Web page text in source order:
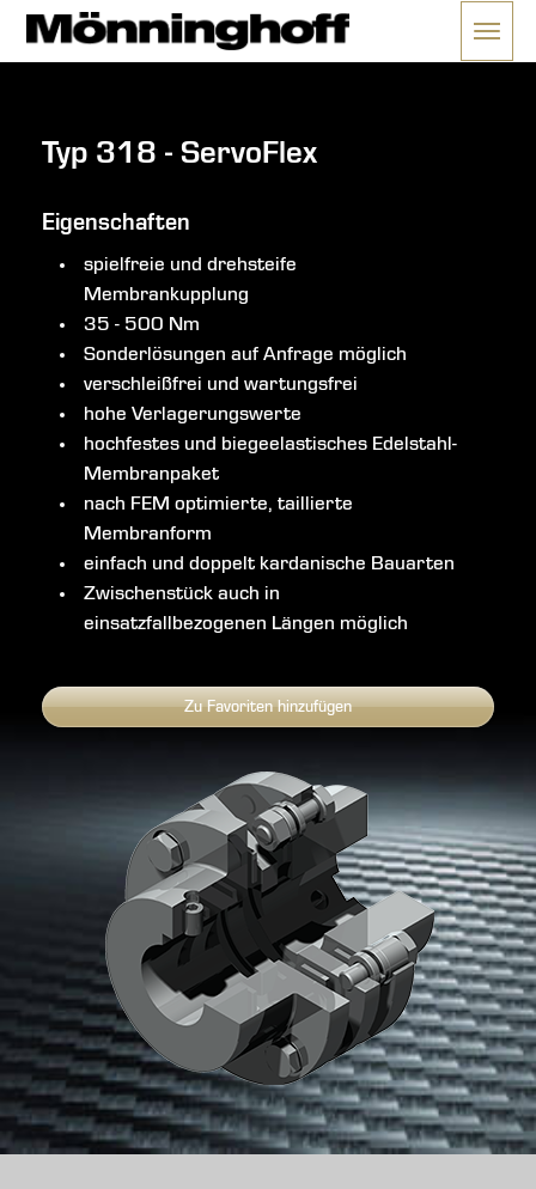
Menü
Typ 318 - ServoFlex
Eigenschaften
spielfreie und drehsteife
Membrankupplung
35 - 500 Nm
Sonderlösungen auf Anfrage möglich
verschleißfrei und wartungsfrei
hohe Verlagerungswerte
hochfestes und biegeelastisches Edelstahl-
Membranpaket
nach FEM optimierte, taillierte
Membranform
einfach und doppelt kardanische Bauarten
Zwischenstück auch in
einsatzfallbezogenen Längen möglich
Zu Favoriten hinzufügen